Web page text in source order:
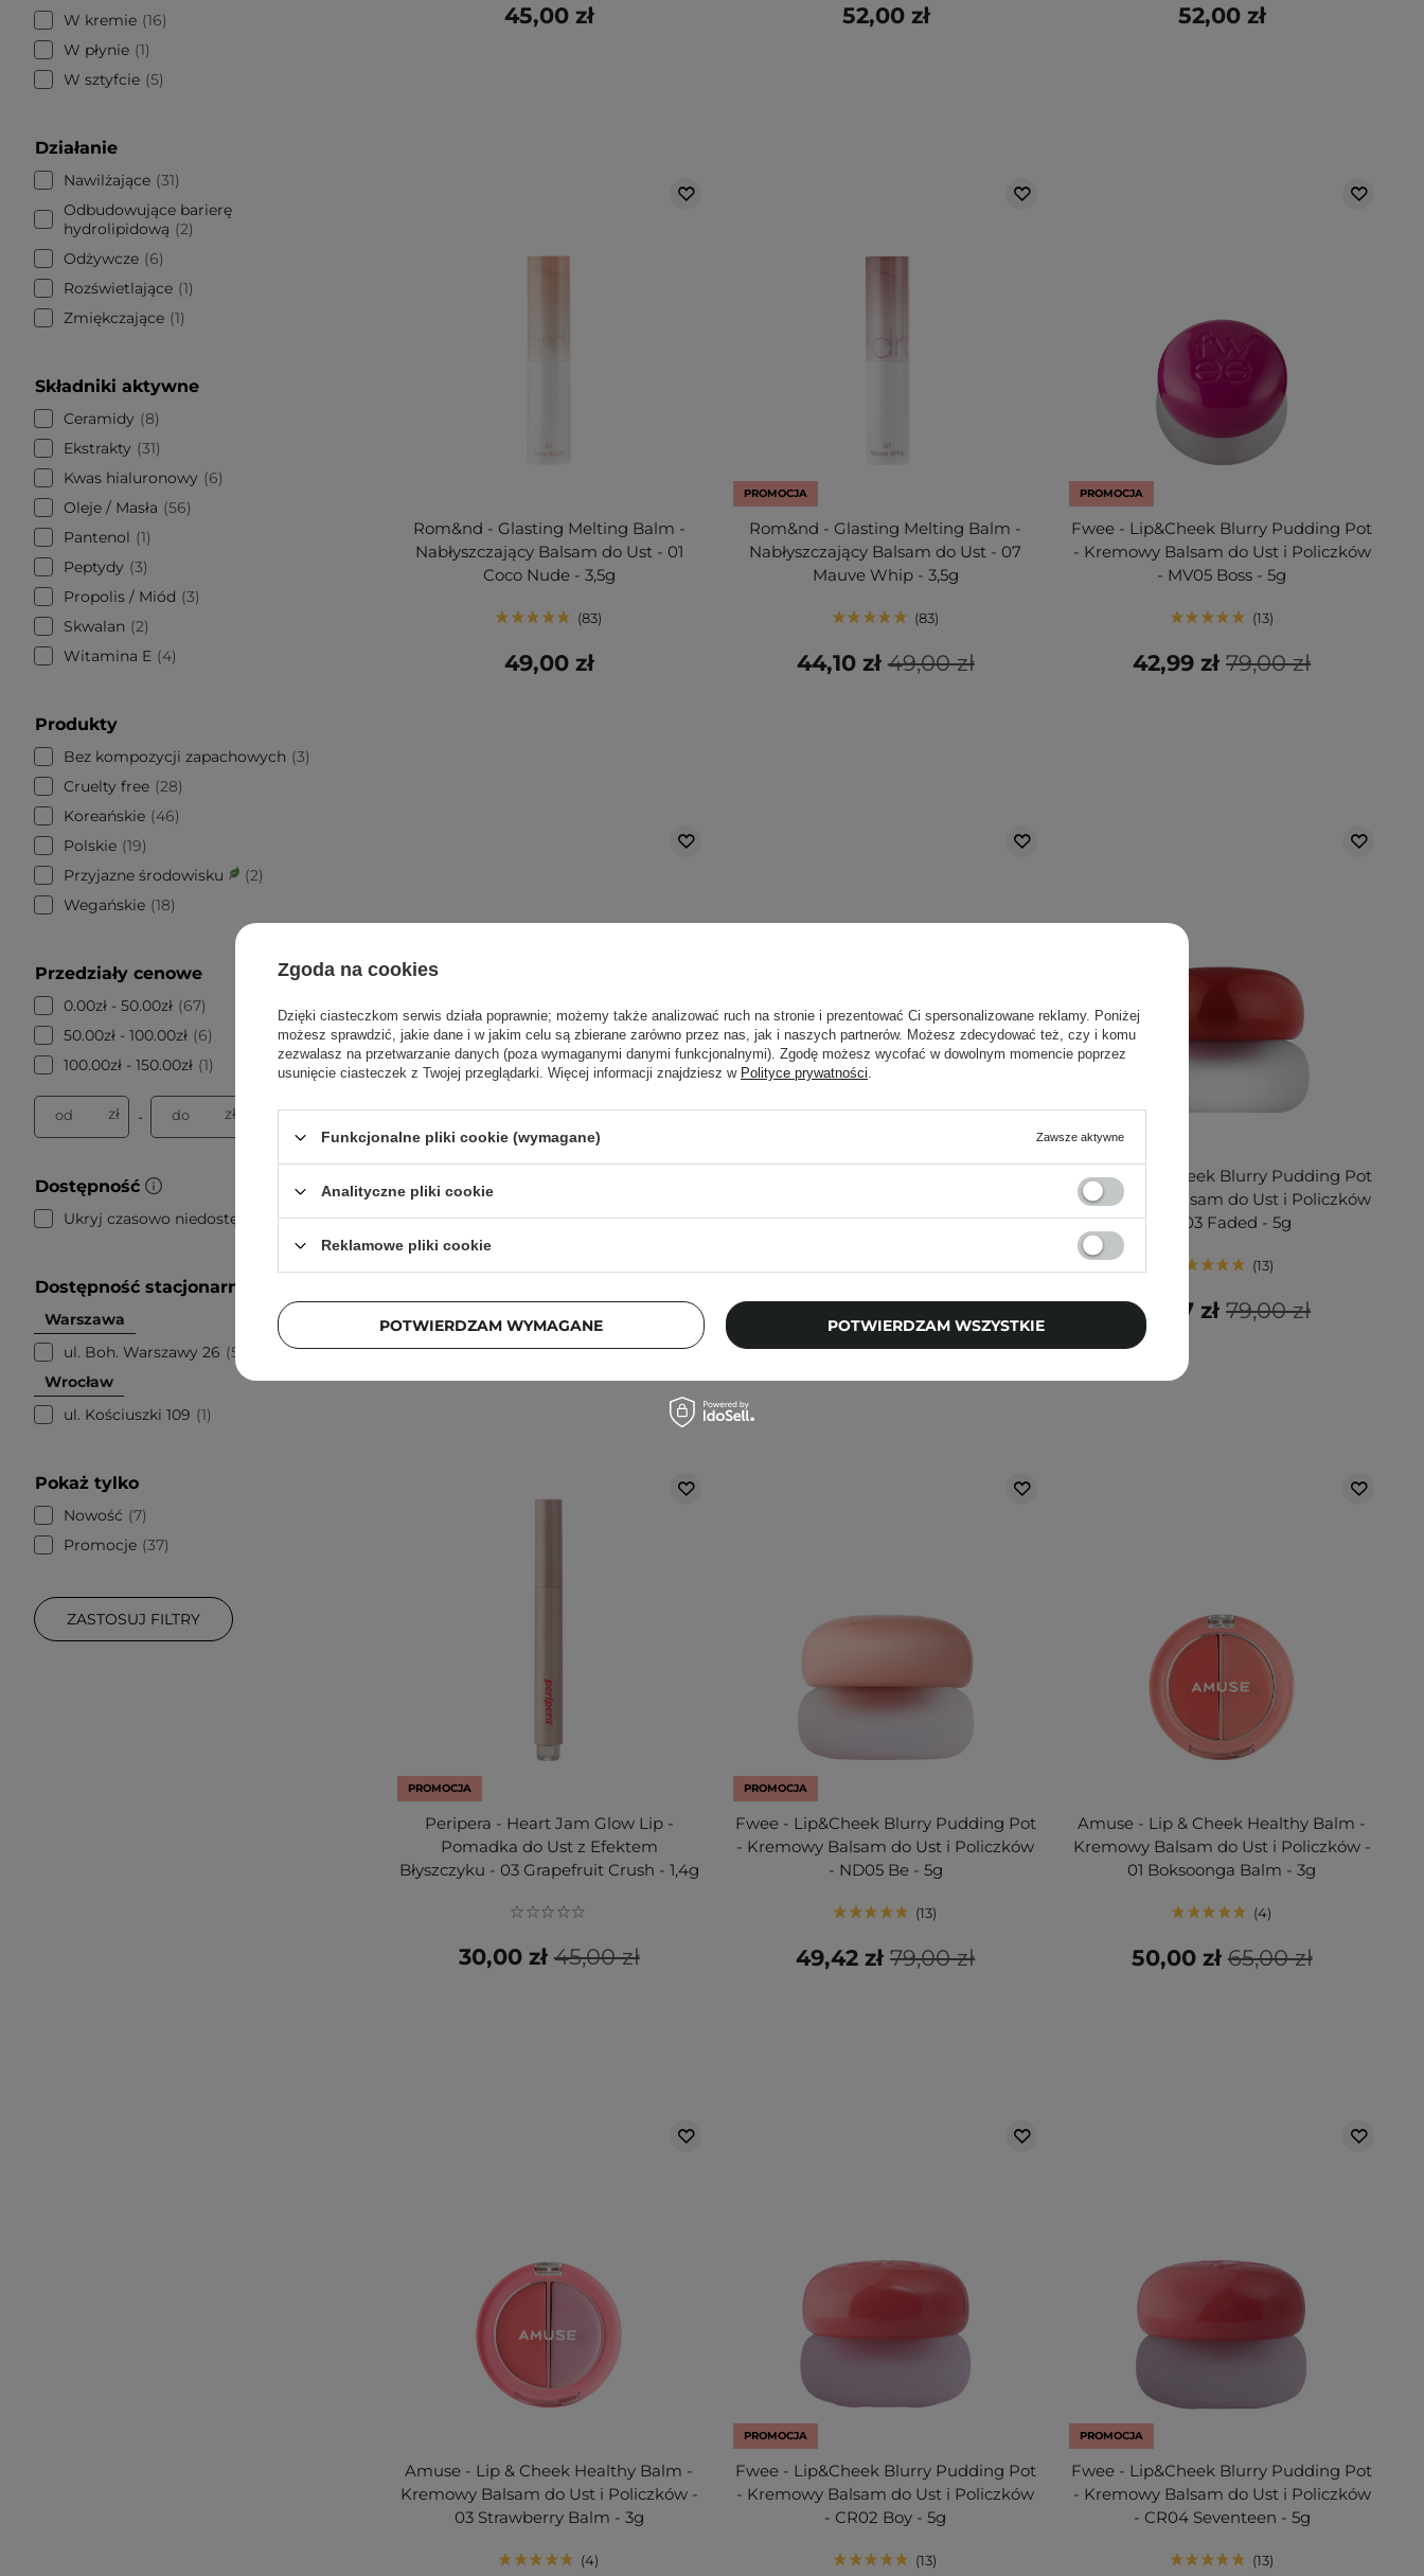
W kremie 16
W płynie 1
W sztyfcie 5
Działanie
Nawilżające 31
Odbudowujące barierę
hydrolipidową
2
Odżywcze
6
Rozświetlające 1
Zmiękczające 1
Składniki aktywne
Ceramidy
8
Ekstrakty
31
Kwas hialuronowy
6
Oleje / Masła
56
Pantenol
1
Peptydy
3
Propolis / Miód
3
Skwalan
2
Witamina E
4
Produkty
Bez kompozycji zapachowych
3
Cruelty free 28
Koreańskie
46
Polskie 19
Przyjazne środowisku
2
Wegańskie 18
Przedziały cenowe
0.00zł - 50.00zł
67
50.00zł - 100.00zł
6
100.00zł - 150.00zł 1
od zł - do zł
Dostępność
Ukryj czasowo niedostępne 64
Dostępność stacjonarnie
Warszawa
ul. Boh. Warszawy 26
5
Wrocław
ul. Kościuszki 109
1
Pokaż tylko
Nowość
7
Promocje 37
ZASTOSUJ FILTRY
45,00 zł 52,00 zł 52,00 zł
Rom&nd - Glasting Melting Balm -
Nabłyszczający Balsam do Ust - 01
Coco Nude - 3,5g
83
49,00 zł
PROMOCJA
Rom&nd - Glasting Melting Balm -
Nabłyszczający Balsam do Ust - 07
Mauve Whip - 3,5g
83
49,00 zł
44,10 zł
PROMOCJA
Fwee - Lip&Cheek Blurry Pudding Pot
- Kremowy Balsam do Ust i Policzków
- MV05 Boss - 5g
13
79,00 zł
42,99 zł
PROMOCJA
- Kremowy Balsam do Ust i Policzków
- RD01 D-Day - 5g
79,00 zł
35,01 zł
- RD05 Greedy - 5g
79,00 zł
47,73 zł
PROMOCJA
Fwee - Lip&Cheek Blurry Pudding Pot
- Kremowy Balsam do Ust i Policzków
- RS03 Faded - 5g
13
79,00 zł
38,97 zł
PROMOCJA
Peripera - Heart Jam Glow Lip -
Pomadka do Ust z Efektem
Błyszczyku - 03 Grapefruit Crush - 1,4g
45,00 zł
30,00 zł
PROMOCJA
Fwee - Lip&Cheek Blurry Pudding Pot
- Kremowy Balsam do Ust i Policzków
- ND05 Be - 5g
13
79,00 zł
49,42 zł
Amuse - Lip & Cheek Healthy Balm -
Kremowy Balsam do Ust i Policzków -
01 Boksoonga Balm - 3g
4
65,00 zł
50,00 zł
Amuse - Lip & Cheek Healthy Balm -
Kremowy Balsam do Ust i Policzków -
03 Strawberry Balm - 3g
4
PROMOCJA
Fwee - Lip&Cheek Blurry Pudding Pot
- Kremowy Balsam do Ust i Policzków
- CR02 Boy - 5g
13
PROMOCJA
Fwee - Lip&Cheek Blurry Pudding Pot
- Kremowy Balsam do Ust i Policzków
- CR04 Seventeen - 5g
13
Zgoda na cookies
Dzięki ciasteczkom serwis działa poprawnie; możemy także analizować ruch na stronie i prezentować Ci spersonalizowane reklamy. Poniżej
możesz sprawdzić, jakie dane i w jakim celu są zbierane zarówno przez nas, jak i naszych partnerów. Możesz zdecydować też, czy i komu
zezwalasz na przetwarzanie danych (poza wymaganymi danymi funkcjonalnymi). Zgodę możesz wycofać w dowolnym momencie poprzez
usunięcie ciasteczek z Twojej przeglądarki. Więcej informacji znajdziesz w Polityce prywatności.
Funkcjonalne pliki cookie (wymagane) Zawsze aktywne
Analityczne pliki cookie
Reklamowe pliki cookie
POTWIERDZAM WYMAGANE POTWIERDZAM WSZYSTKIE